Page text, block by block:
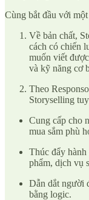
Cùng bắt đầu với
Về bản chất,
cách có chiến
muốn viết
và kỹ năng cơ
Theo
Storyselling
Cung cấp cho
mua sắm phù
Thúc đẩy
phẩm, dịch vụ
Dẫn dắt người
bằng logic.